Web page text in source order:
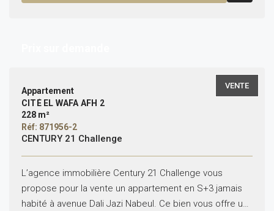
VENTE
Appartement
CITÉ EL WAFA AFH 2
228 m²
Réf: 871956-2
CENTURY 21 Challenge
L’agence immobilière Century 21 Challenge vous
propose pour la vente un appartement en S+3 jamais
habité à avenue Dali Jazi Nabeul. Ce bien vous offre un